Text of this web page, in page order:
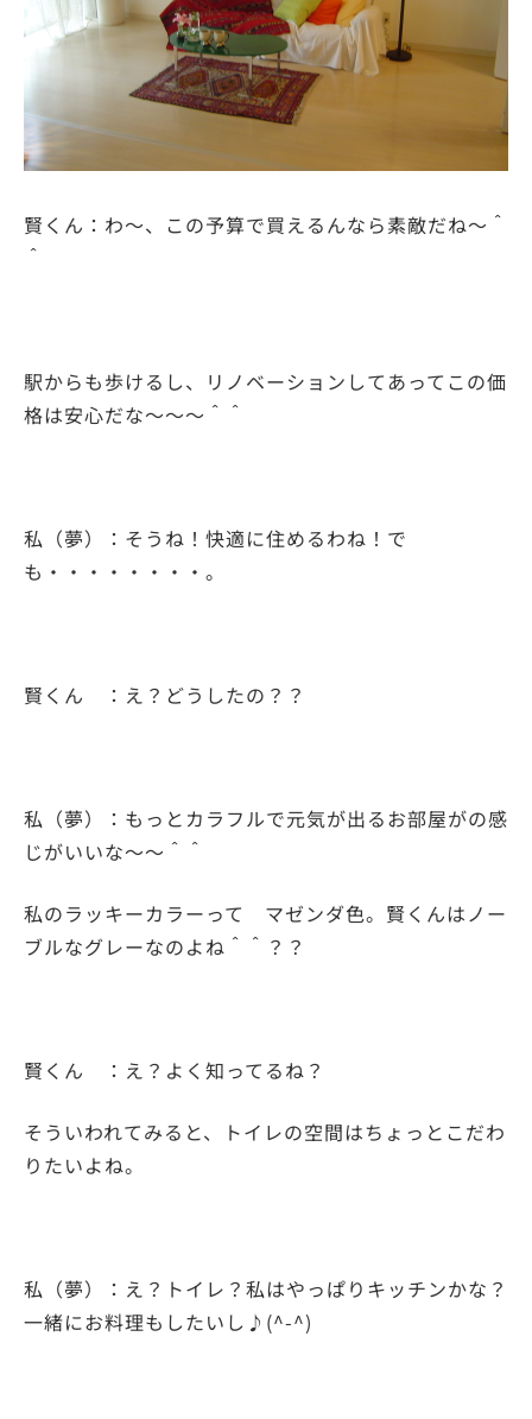
賢くん：わ～、この予算で買えるんなら素敵だね～＾
＾
駅からも歩けるし、リノベーションしてあってこの価
格は安心だな～～～＾＾
私（夢）：そうね！快適に住めるわね！で
も・・・・・・・・。
賢くん ：え？どうしたの？？
私（夢）：もっとカラフルで元気が出るお部屋がの感
じがいいな～～＾＾
私のラッキーカラーって マゼンダ色。賢くんはノー
ブルなグレーなのよね＾＾？？
賢くん ：え？よく知ってるね？
そういわれてみると、トイレの空間はちょっとこだわ
りたいよね。
私（夢）：え？トイレ？私はやっぱりキッチンかな？
一緒にお料理もしたいし♪(^-^)